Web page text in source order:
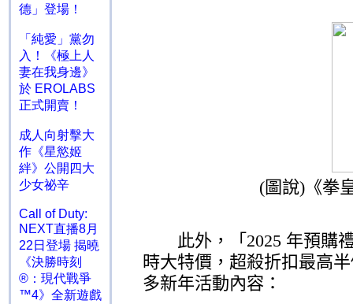
德」登場！
「純愛」黨勿
入！《極上人
妻在我身邊》
於 EROLABS
正式開賣！
成人向射擊大
作《星慾姬
絆》公開四大
少女祕辛
Call of Duty:
NEXT直播8月
22日登場 揭曉
《決勝時刻
®：現代戰爭
™4》全新遊戲
(圖說)《拳
此外，「 2025 年預購
時大特價，超殺折扣最高
多新年活動內容：